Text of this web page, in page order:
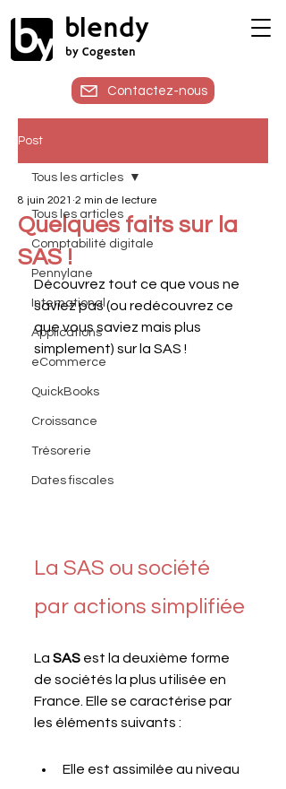
blendy
by Cogesten
Contactez-nous
Post
Tous les articles
Comptabilité digitale
Pennylane
International
Applications
eCommerce
QuickBooks
Croissance
Trésorerie
Dates fiscales
Tous les articles
Quelques faits sur la
SAS !
8 juin 2021 2 min de lecture
Découvrez tout ce que vous ne
saviez pas (ou redécouvrez ce
que vous saviez mais plus
simplement) sur la SAS !
La SAS ou société
par actions simplifiée
La SAS est la deuxième forme
de sociétés la plus utilisée en
France. Elle se caractérise par
les éléments suivants :
Elle est assimilée au niveau